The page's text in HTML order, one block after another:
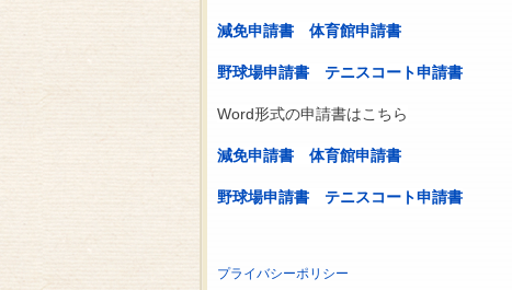
減免申請書 体育館申請書
野球場申請書 テニスコート申請書
Word形式の申請書はこちら
減免申請書 体育館申請書
野球場申請書 テニスコート申請書
プライバシーポリシー